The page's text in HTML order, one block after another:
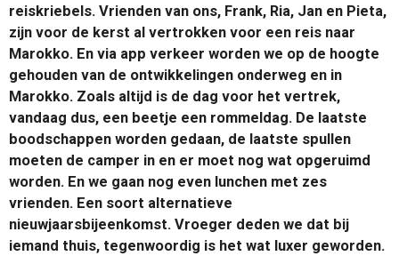
reiskriebels. Vrienden van ons, Frank, Ria, Jan en Pieta,
zijn voor de kerst al vertrokken voor een reis naar
Marokko. En via app verkeer worden we op de hoogte
gehouden van de ontwikkelingen onderweg en in
Marokko. Zoals altijd is de dag voor het vertrek,
vandaag dus, een beetje een rommeldag. De laatste
boodschappen worden gedaan, de laatste spullen
moeten de camper in en er moet nog wat opgeruimd
worden. En we gaan nog even lunchen met zes
vrienden. Een soort alternatieve
nieuwjaarsbijeenkomst. Vroeger deden we dat bij
iemand thuis, tegenwoordig is het wat luxer geworden.